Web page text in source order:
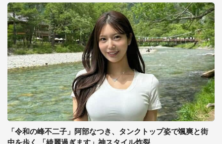
「令和の峰不二子」阿部なつき、タンクトップ姿で颯爽と街